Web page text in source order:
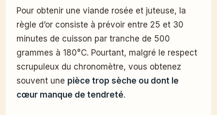
Pour obtenir une viande rosée et juteuse, la
règle d’or consiste à prévoir entre 25 et 30
minutes de cuisson par tranche de 500
grammes à 180°C. Pourtant, malgré le respect
scrupuleux du chronomètre, vous obtenez
souvent une pièce trop sèche ou dont le
cœur manque de tendreté.